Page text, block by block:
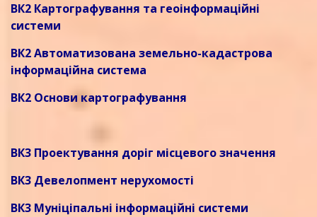
ВК2 Картографування та геоінформаційні
системи
ВК2 Автоматизована земельно-кадастрова
інформаційна система
ВК2 Основи картографування
ВК3 Проектування доріг місцевого значення
ВК3 Девелопмент нерухомості
ВК3 Муніціпальні інформаційні системи